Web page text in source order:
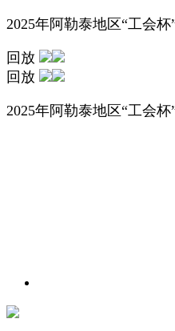
2025年阿勒泰地区“工会
回放
回放
2025年阿勒泰地区“工会